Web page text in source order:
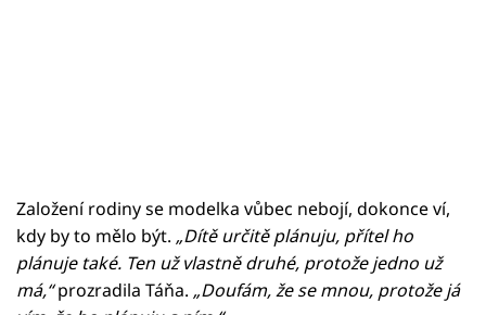
Založení rodiny se modelka vůbec nebojí, dokonce ví,
kdy by to mělo být. „Dítě určitě plánuju, přítel ho
plánuje také. Ten už vlastně druhé, protože jedno už
má,“prozradila Táňa. „Doufám, že se mnou, protože já